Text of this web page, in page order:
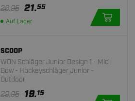
26,95 21.55
Auf Lager
SCOOP
WDN Schläger Junior Design 1 - Mid
Bow - Hockeyschläger Junior -
Outdoor
29,95 19.15